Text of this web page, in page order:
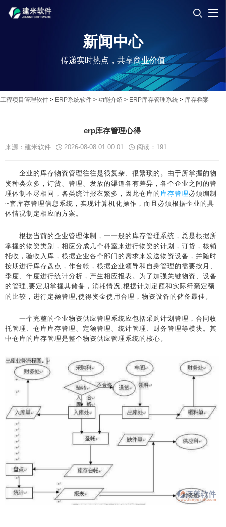
新闻中心
传递实时热点，共享商业价值
工程项目管理软件 > ERP系统软件 > 功能介绍 > ERP库存管理系统 > 库存档案
erp库存管理心得
来源：建米软件 2026-08-08 01:00:01 阅读： 191
企业的库存物资管理往往是很复杂、很繁琐的。由于所掌握的物
资种类众多，订货、管理、发放的渠道各有差异，各个企业之间的管
理体制不尽相同，各类统计报衣繁多，因此仓库的 库存管理 必须编制-
~套库存管理信息系统，实现计算机化操作，而且必须根据企业的具
体情况制定相应的方案。
根据当前的企业管理体制，一一般的库存管理系统，总是根据所
掌握的物资类别，相应分成几个科室来进行物资的计划，订货，核销
托收，验收入库，根据企业各个部门的需求来发送物资设备，并随时
按期进行库存盘点，作台帐，根据企业领导和自身管理的需要按月、
季度、年度进行统计分析，产生相应报表。为了加强关键物资、设备
的管理,要定期掌握其储备，消耗情况,根据计划定额和实际纤毫定额
的比较，进行定额管理,使得资金使用合理，物资设备的储备最佳。
一个完整的企业物资供应管理系统应包括采购计划管理，合同收
托管理、仓库库存管理、定额管理、统计管理、财务管理等模块。其
中仓库的库存管理是整个物资供应管理系统的核心。